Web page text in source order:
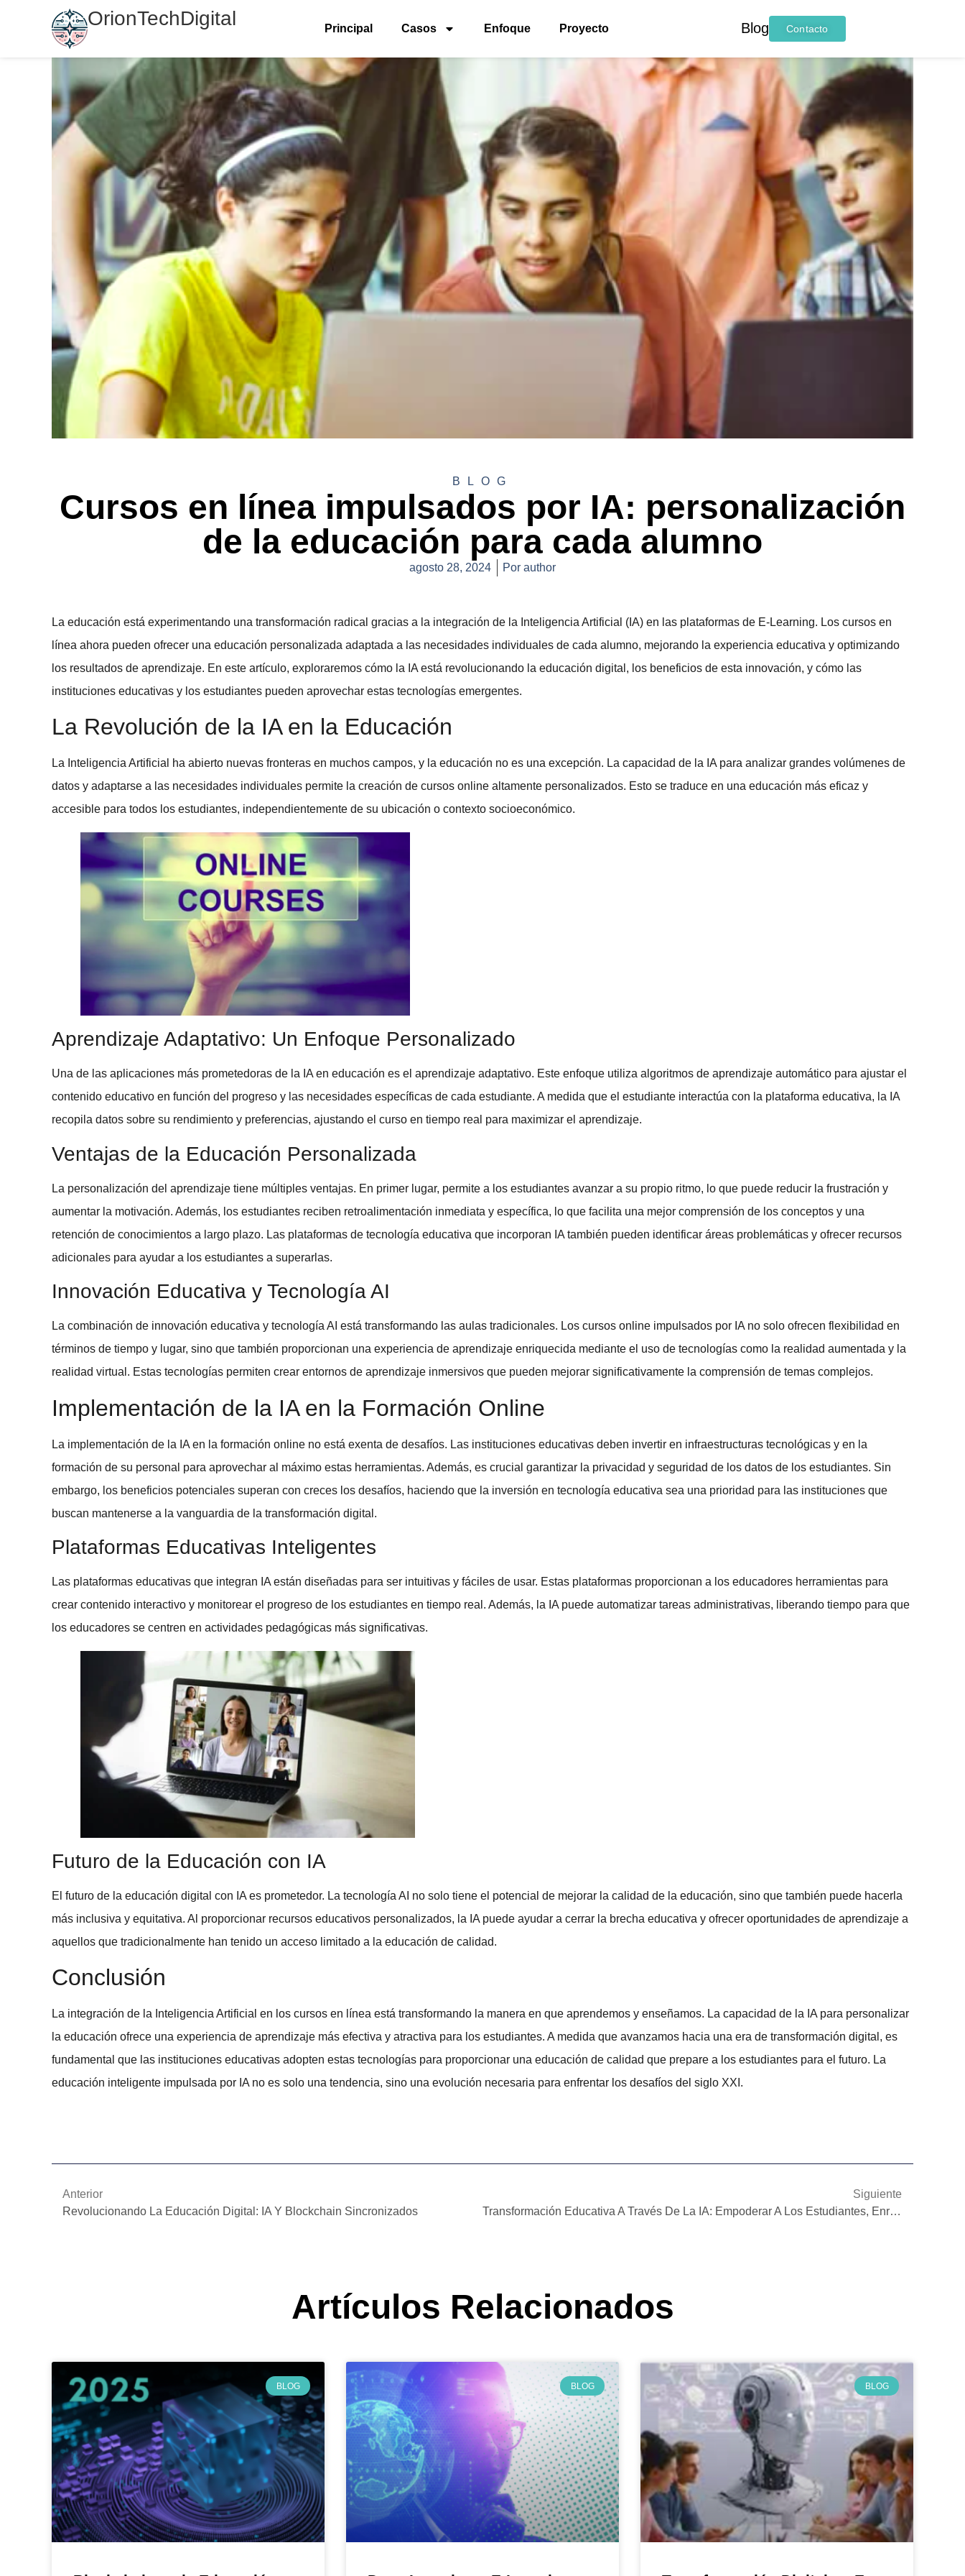
OrionTechDigital Principal Casos Enfoque Proyecto Blog Contacto
BLOG
Cursos en línea impulsados por IA: personalización
de la educación para cada alumno
agosto 28, 2024 Por author
La educación está experimentando una transformación radical gracias a la integración de la Inteligencia Artificial (IA) en las plataformas de E-Learning. Los cursos en
línea ahora pueden ofrecer una educación personalizada adaptada a las necesidades individuales de cada alumno, mejorando la experiencia educativa y optimizando
los resultados de aprendizaje. En este artículo, exploraremos cómo la IA está revolucionando la educación digital , los beneficios de esta innovación, y cómo las
instituciones educativas y los estudiantes pueden aprovechar estas tecnologías emergentes.
La Revolución de la IA en la Educación
La Inteligencia Artificial
ha abierto nuevas fronteras en muchos campos, y la educación no es una excepción. La capacidad de la IA para analizar grandes volúmenes de
datos y adaptarse a las necesidades individuales permite la creación de cursos online altamente personalizados. Esto se traduce en una educación más eficaz y
accesible para todos los estudiantes, independientemente de su ubicación o contexto socioeconómico.
Aprendizaje Adaptativo: Un Enfoque Personalizado
Una de las aplicaciones más prometedoras de la IA en educación es el aprendizaje adaptativo. Este enfoque utiliza algoritmos de aprendizaje automático para ajustar el
contenido educativo en función del progreso y las necesidades específicas de cada estudiante. A medida que el estudiante interactúa con la plataforma educativa, la IA
recopila datos sobre su rendimiento y preferencias, ajustando el curso en tiempo real para maximizar el aprendizaje.
Ventajas de la Educación Personalizada
La personalización del aprendizaje tiene múltiples ventajas. En primer lugar, permite a los estudiantes avanzar a su propio ritmo, lo que puede reducir la frustración y
aumentar la motivación. Además, los estudiantes reciben retroalimentación inmediata y específica, lo que facilita una mejor comprensión de los conceptos y una
retención de conocimientos a largo plazo. Las plataformas de tecnología educativa que incorporan IA también pueden identificar áreas problemáticas y ofrecer recursos
adicionales para ayudar a los estudiantes a superarlas.
Innovación Educativa y Tecnología AI
La combinación de innovación educativa y tecnología AI está transformando las aulas tradicionales. Los cursos online impulsados por IA no solo ofrecen flexibilidad en
términos de tiempo y lugar, sino que también proporcionan una experiencia de aprendizaje enriquecida mediante el uso de tecnologías como la realidad aumentada y la
realidad virtual. Estas tecnologías permiten crear entornos de aprendizaje inmersivos que pueden mejorar significativamente la comprensión de temas complejos.
Implementación de la IA en la Formación Online
La implementación de la IA en la formación online no está exenta de desafíos. Las instituciones educativas deben invertir en infraestructuras tecnológicas y en la
formación de su personal para aprovechar al máximo estas herramientas. Además, es crucial garantizar la privacidad y seguridad de los datos de los estudiantes. Sin
embargo, los beneficios potenciales superan con creces los desafíos, haciendo que la inversión en tecnología educativa sea una prioridad para las instituciones que
buscan mantenerse a la vanguardia de la transformación digital .
Plataformas Educativas Inteligentes
Las plataformas educativas que integran IA están diseñadas para ser intuitivas y fáciles de usar. Estas plataformas proporcionan a los educadores herramientas para
crear contenido interactivo y monitorear el progreso de los estudiantes en tiempo real. Además, la IA puede automatizar tareas administrativas, liberando tiempo para que
los educadores se centren en actividades pedagógicas más significativas.
Futuro de la Educación con IA
El futuro de la educación digital con IA es prometedor. La tecnología AI no solo tiene el potencial de mejorar la calidad de la educación, sino que también puede hacerla
más inclusiva y equitativa. Al proporcionar recursos educativos personalizados, la IA puede ayudar a cerrar la brecha educativa y ofrecer oportunidades de aprendizaje a
aquellos que tradicionalmente han tenido un acceso limitado a la educación de calidad.
Conclusión
La integración de la Inteligencia Artificial en los cursos en línea está transformando la manera en que aprendemos y enseñamos. La capacidad de la IA para personalizar
la educación ofrece una experiencia de aprendizaje más efectiva y atractiva para los estudiantes. A medida que avanzamos hacia una era de transformación digital , es
fundamental que las instituciones educativas adopten estas tecnologías para proporcionar una educación de calidad que prepare a los estudiantes para el futuro. La
educación inteligente impulsada por IA no es solo una tendencia, sino una evolución necesaria para enfrentar los desafíos del siglo XXI.
Anterior
Revolucionando La Educación Digital: IA Y Blockchain Sincronizados
Siguiente
Transformación Educativa A Través De La IA: Empoderar A Los Estudiantes, Enriquecer Las Comunidades
Artículos Relacionados
BLOG BLOG BLOG